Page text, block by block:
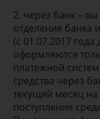
2. через банк –
отделения банка
(с 01.07.2017
оформляются
платежной
средства через
текущий месяц на
поступления